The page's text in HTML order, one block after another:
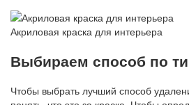
Акриловая краска для интерьера
Выбираем способ по
Чтобы выбрать лучший способ